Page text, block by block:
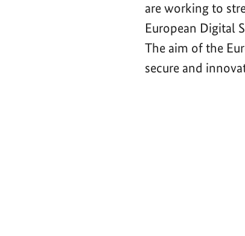
are working to
European Digital
The aim of the
secure and